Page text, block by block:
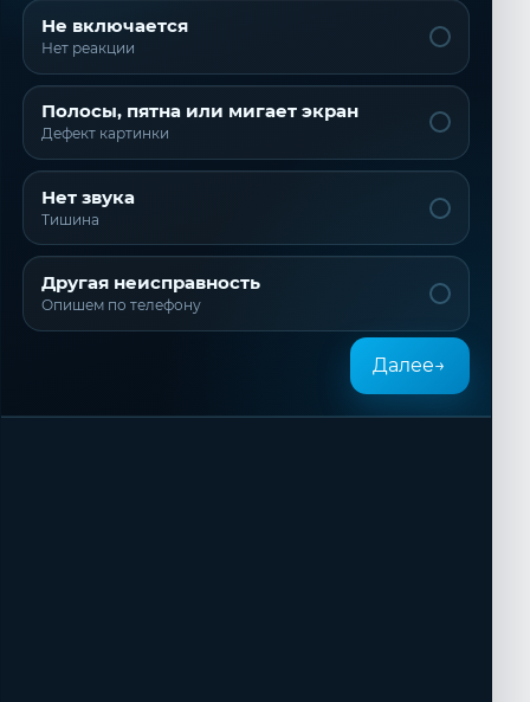
Не включается
Нет реакции
Полосы, пятна или мигает экран
Дефект картинки
Нет звука
Тишина
Другая неисправность
Опишем по телефону
Далее→